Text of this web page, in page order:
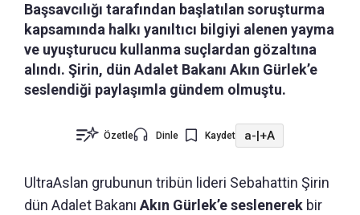
Başsavcılığı tarafından başlatılan soruşturma
kapsamında halkı yanıltıcı bilgiyi alenen yayma
ve uyuşturucu kullanma suçlardan gözaltına
alındı. Şirin, dün Adalet Bakanı Akın Gürlek’e
seslendiği paylaşımla gündem olmuştu.
Özetle Dinle Kaydet a-|+A
UltraAslan grubunun tribün lideri Sebahattin Şirin
dün Adalet Bakanı Akın Gürlek’e seslenerek bir